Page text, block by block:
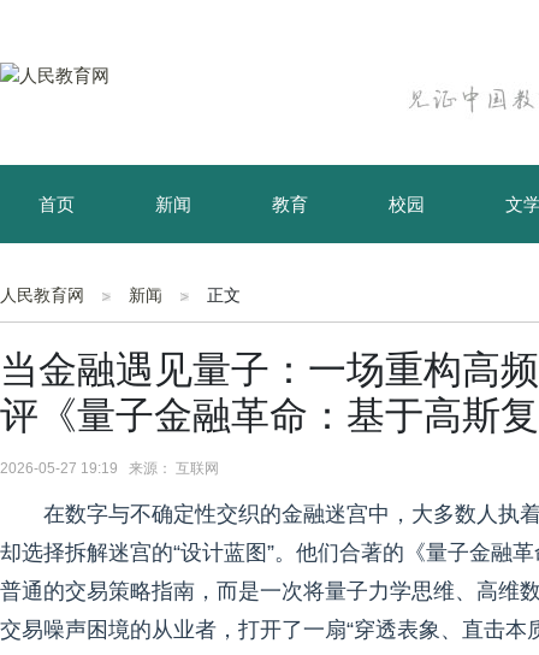
首页 新闻 教育 校园 文
育儿 资讯
人民教育网 新闻 正文
当金融遇见量子：一场重构
评《量子金融革命：基于高斯
2026-05-27 19:19 来源： 互联网
在数字与不确定性交织的金融迷宫中，大多数人执
却选择拆解迷宫的“设计蓝图”。他们合著的《量子金融
普通的交易策略指南，而是一次将量子力学思维、高维
交易噪声困境的从业者，打开了一扇“穿透表象、直击本